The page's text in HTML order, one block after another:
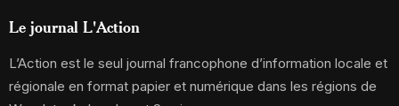
Le journal L'Action
L’Action est le seul journal francophone d’information locale et
régionale en format papier et numérique dans les régions de